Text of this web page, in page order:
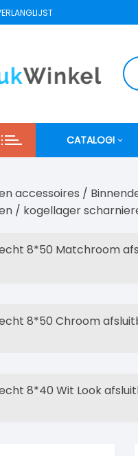
CATALOGI
Reguitti
accessoires /
/ kogellager
8*50 Matchroom
8*50 Chroom
8*40 Wit Look